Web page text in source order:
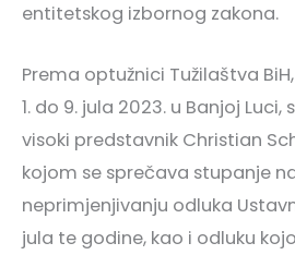
entitetskog izbornog zakona.
Prema optužnici Tužilaštva
1. do 9. jula 2023. u Banjoj
visoki predstavnik Christian
kojom se sprečava stupanje
neprimjenjivanju odluka
jula te godine, kao i odluku